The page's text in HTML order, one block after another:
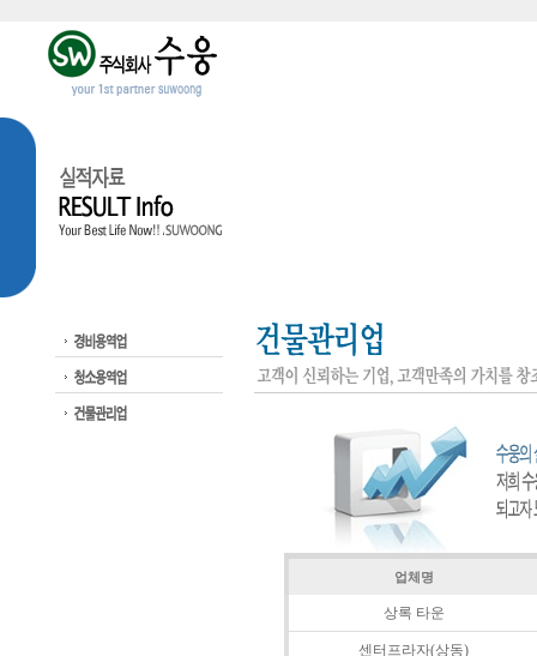
업체명
상록 타운
센터프라자(상동)